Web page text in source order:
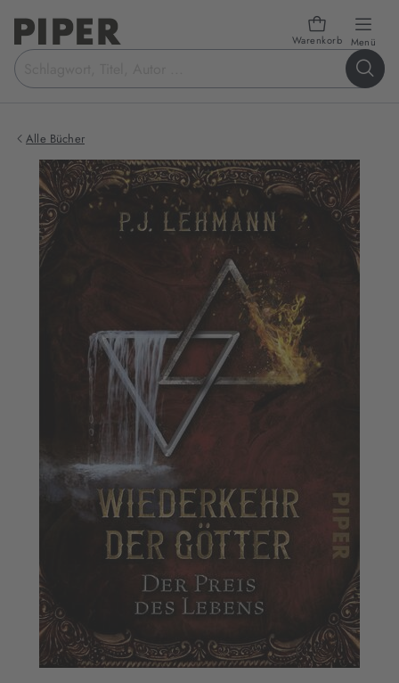
Warenkorb Menü
Suchbegriff
eingeben
Alle Bücher